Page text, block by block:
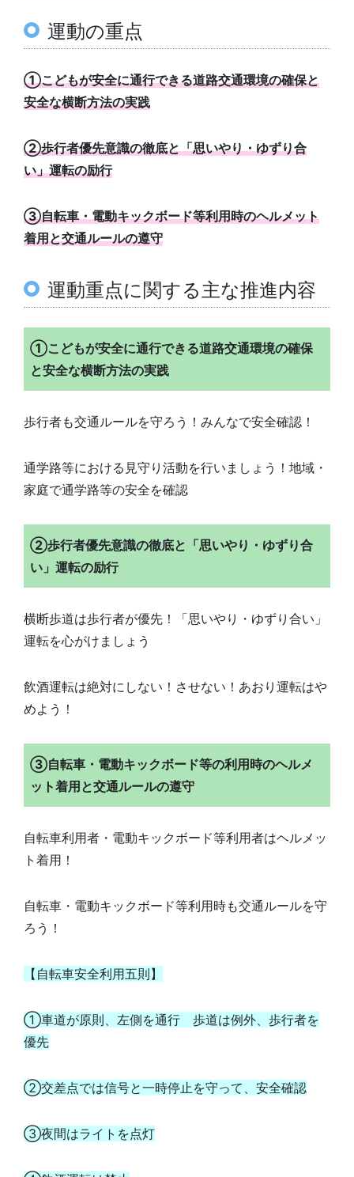
運動の重点
①こどもが安全に通行できる道路交通環境の確保と
安全な横断方法の実践
②歩行者優先意識の徹底と「思いやり・ゆずり合
い」運転の励行
③自転車・電動キックボード等利用時のヘルメット
着用と交通ルールの遵守
運動重点に関する主な推進内容
①こどもが安全に通行できる道路交通環境の確保
と安全な横断方法の実践
歩行者も交通ルールを守ろう！みんなで安全確認！
通学路等における見守り活動を行いましょう！地域・
家庭で通学路等の安全を確認
②歩行者優先意識の徹底と「思いやり・ゆずり合
い」運転の励行
横断歩道は歩行者が優先！「思いやり・ゆずり合い」
運転を心がけましょう
飲酒運転は絶対にしない！させない！あおり運転はや
めよう！
③自転車・電動キックボード等の利用時のヘルメ
ット着用と交通ルールの遵守
自転車利用者・電動キックボード等利用者はヘルメッ
ト着用！
自転車・電動キックボード等利用時も交通ルールを守
ろう！
【自転車安全利用五則】
①車道が原則、左側を通行 歩道は例外、歩行者を
優先
②交差点では信号と一時停止を守って、安全確認
③夜間はライトを点灯